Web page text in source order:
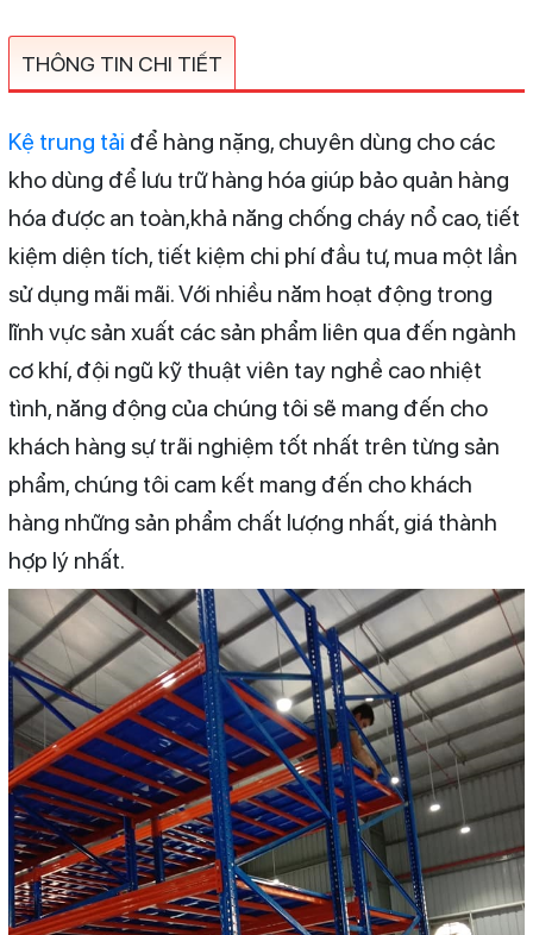
THÔNG TIN CHI TIẾT
Kệ trung tải để hàng nặng, chuyên dùng cho các
kho dùng để lưu trữ hàng hóa giúp bảo quản hàng
hóa được an toàn,khả năng chống cháy nổ cao, tiết
kiệm diện tích, tiết kiệm chi phí đầu tư, mua một lần
sử dụng mãi mãi. Với nhiều năm hoạt động trong
lĩnh vực sản xuất các sản phẩm liên qua đến ngành
cơ khí, đội ngũ kỹ thuật viên tay nghề cao nhiệt
tình, năng động của chúng tôi sẽ mang đến cho
khách hàng sự trãi nghiệm tốt nhất trên từng sản
phẩm, chúng tôi cam kết mang đến cho khách
hàng những sản phẩm chất lượng nhất, giá thành
hợp lý nhất.